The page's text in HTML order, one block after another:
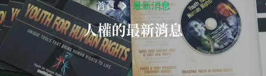
首頁 最新消息
人權的最新消息